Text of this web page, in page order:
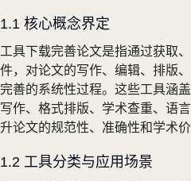
1.1 核心概念界定
工具下载完善论文是指通过获取
件，对论文的写作、编辑、排版
完善的系统性过程。这些工具涵
写作、格式排版、学术查重、语
升论文的规范性、准确性和学术价
1.2 工具分类与应用场景